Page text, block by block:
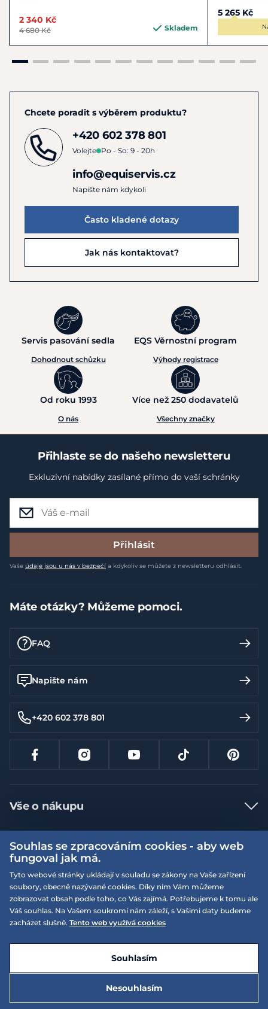
5 980 Kč
2 340 Kč
4 680 Kč Skladem
5 265 Kč
Chcete poradit s výběrem produktu?
+420 602 378 801
Volejte Po - So: 9 - 20h
info@equiservis.cz
Napište nám kdykoli
Často kladené dotazy
Jak nás kontaktovat?
Servis pasování sedla
Dohodnout schůzku
EQS Věrnostní program
Výhody registrace
Od roku 1993
O nás
Více než 250 dodavatelů
Všechny značky
Přihlaste se do našeho newsletteru
Exkluzivní nabídky zasílané přímo do vaší schránky
Přihlásit
Vaše údaje jsou u nás v bezpečí a kdykoliv se můžete z newsletteru odhlásit.
Máte otázky? Můžeme pomoci.
FAQ
Napište nám
+420 602 378 801
Vše o nákupu
Jak nakupovat
Nejčastější dotazy
Doprava a platba
Vrácení a výměna zboží
Reklamace
Velikostní tabulky
Více informací
Obchodní podmínky
Podmínky EQS věrnostního klubu
On-line katalogy
Dotace
Zásady ochrany osobních údajů
Naše prodejny
EQS Rudná
EQS Praha 9 - Letňany
Nyní otevřeno
E-shop vytvořila a technicky zajišťujeSIMPLIA.cz
Souhlas se zpracováním cookies - aby web
fungoval jak má.
Tyto webové stránky ukládají v souladu se zákony na Vaše zařízení
soubory, obecně nazývané cookies. Díky nim Vám můžeme
zobrazovat obsah podle toho, co Vás zajímá. Potřebujeme k tomu ale
Váš souhlas. Na Vašem soukromí nám záleží, s Vašimi daty budeme
zacházet slušně. Tento web využívá cookies
Nesouhlasím
Souhlasím